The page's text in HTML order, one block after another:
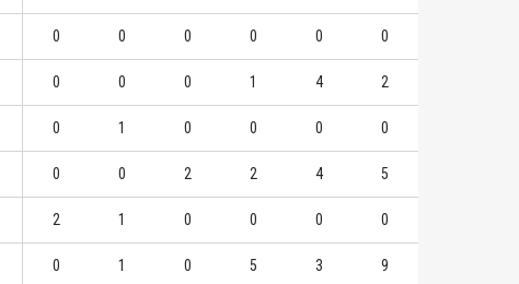
0 0 0 0 0 0
0 0 0 1 4 2
0 1 0 0 0 0
0 0 2 2 4 5
2 1 0 0 0 0
0 1 0 5 3 9